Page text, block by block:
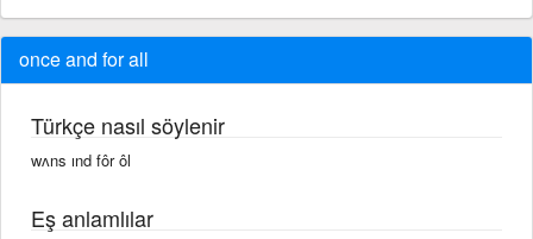
once and for all
Türkçe nasıl söylenir
wʌns ınd fôr ôl
Eş anlamlılar